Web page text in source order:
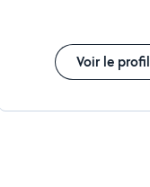
Voir le profil